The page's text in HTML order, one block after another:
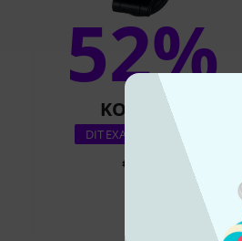
52%
KOCHTEN
DIT EXACTE PRODUCT
€ 22